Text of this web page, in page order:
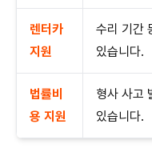
렌터카
지원
수리 기간
있습니다.
법률비
용 지원
형사 사고
있습니다.